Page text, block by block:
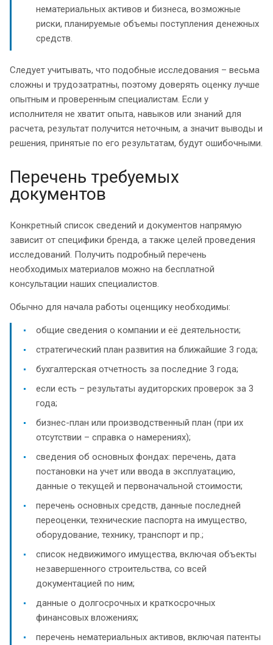
нематериальных активов и бизнеса, возможные
риски, планируемые объемы поступления денежных
средств.
Следует учитывать, что подобные исследования – весьма
сложны и трудозатратны, поэтому доверять оценку лучше
опытным и проверенным специалистам. Если у
исполнителя не хватит опыта, навыков или знаний для
расчета, результат получится неточным, а значит выводы и
решения, принятые по его результатам, будут ошибочными.
Перечень требуемых
документов
Конкретный список сведений и документов напрямую
зависит от специфики бренда, а также целей проведения
исследований. Получить подробный перечень
необходимых материалов можно на бесплатной
консультации наших специалистов.
Обычно для начала работы оценщику необходимы:
общие сведения о компании и её деятельности;
стратегический план развития на ближайшие 3 года;
бухгалтерская отчетность за последние 3 года;
если есть – результаты аудиторских проверок за 3
года;
бизнес-план или производственный план (при их
отсутствии – справка о намерениях);
сведения об основных фондах: перечень, дата
постановки на учет или ввода в эксплуатацию,
данные о текущей и первоначальной стоимости;
перечень основных средств, данные последней
переоценки, технические паспорта на имущество,
оборудование, технику, транспорт и пр.;
список недвижимого имущества, включая объекты
незавершенного строительства, со всей
документацией по ним;
данные о долгосрочных и краткосрочных
финансовых вложениях;
перечень нематериальных активов, включая патенты